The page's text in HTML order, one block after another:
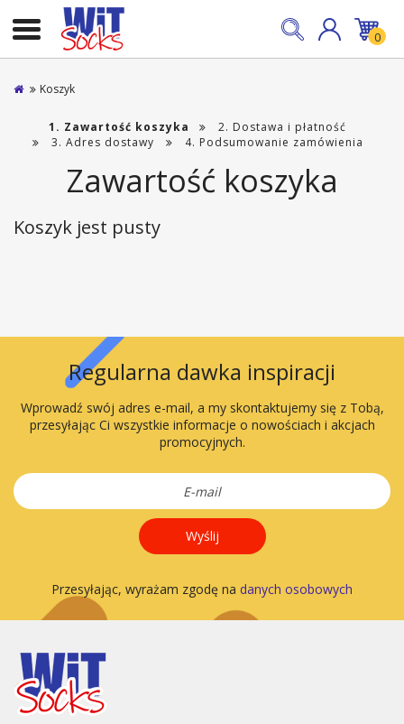
0
Koszyk
Zawartość koszyka
Dostawa i płatność
Adres dostawy
Podsumowanie zamówienia
Zawartość koszyka
Koszyk jest pusty
Regularna dawka inspiracji
Wprowadź swój adres e-mail, a my skontaktujemy się z Tobą,
przesyłając Ci wszystkie informacje o nowościach i akcjach
promocyjnych.
Wyślij
Przesyłając, wyrażam zgodę na danych osobowych